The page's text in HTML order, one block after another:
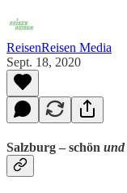
ReisenReisen Media
Sept. 18, 2020
Salzburg – schön und